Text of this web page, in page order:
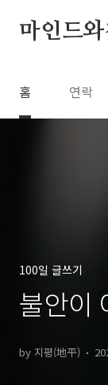
마인드와
홈 연락
100일 글쓰기
불안이
by 지평(地平)